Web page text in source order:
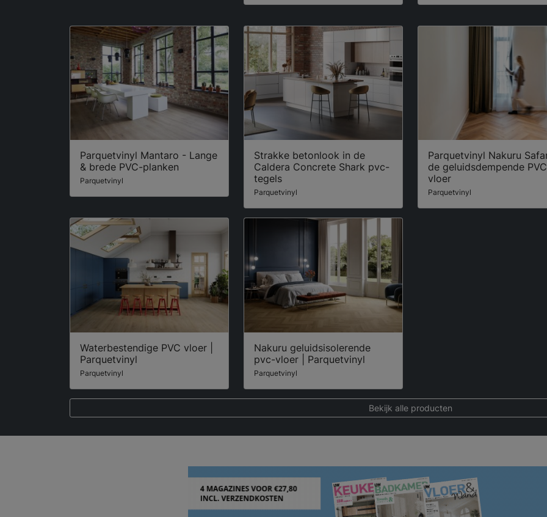
Parquetvinyl Mantaro - Lange
& brede PVC-planken
Parquetvinyl
Strakke betonlook in de
Caldera Concrete Shark pvc-
tegels
Parquetvinyl
Parquetvinyl Nakuru
de geluidsdempende
vloer
Parquetvinyl
Waterbestendige PVC vloer |
Parquetvinyl
Parquetvinyl
Nakuru geluidsisolerende
pvc-vloer | Parquetvinyl
Parquetvinyl
Bekijk alle producten